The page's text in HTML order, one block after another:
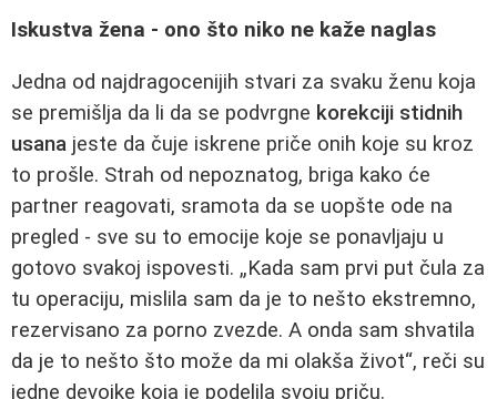
Iskustva žena - ono što niko ne kaže naglas
Jedna od najdragocenijih stvari za svaku ženu koja
se premišlja da li da se podvrgne korekciji stidnih
usana jeste da čuje iskrene priče onih koje su kroz
to prošle. Strah od nepoznatog, briga kako će
partner reagovati, sramota da se uopšte ode na
pregled - sve su to emocije koje se ponavljaju u
gotovo svakoj ispovesti. „Kada sam prvi put čula za
tu operaciju, mislila sam da je to nešto ekstremno,
rezervisano za porno zvezde. A onda sam shvatila
da je to nešto što može da mi olakša život“, reči su
jedne devojke koja je podelila svoju priču.